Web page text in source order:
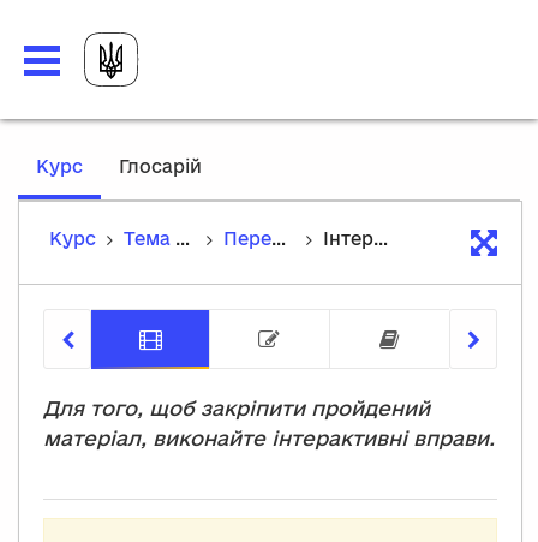
Курс,
Глосарій
Курс Тема 2. Керування правами доступу користувачів Перевірка знань Інтерактивні вправи
Інтерактивні вправи
Тести
Для того, щоб закріпити пройдений
матеріал, виконайте інтерактивні вправи.